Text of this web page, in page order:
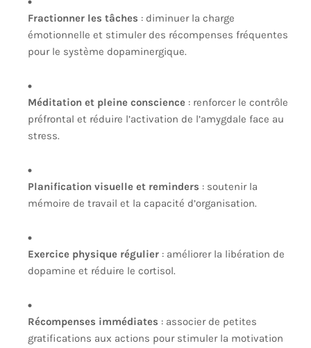
Fractionner les tâches : diminuer la charge
émotionnelle et stimuler des récompenses fréquentes
pour le système dopaminergique.
Méditation et pleine conscience : renforcer le contrôle
préfrontal et réduire l’activation de l’amygdale face au
stress.
Planification visuelle et reminders : soutenir la
mémoire de travail et la capacité d’organisation.
Exercice physique régulier : améliorer la libération de
dopamine et réduire le cortisol.
Récompenses immédiates : associer de petites
gratifications aux actions pour stimuler la motivation